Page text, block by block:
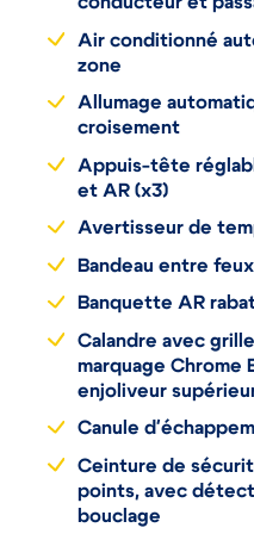
conducteur et
Air conditionné
zone
Allumage
croisement
Appuis-tête
et AR (x3)
Avertisseur de
Bandeau entre
Banquette AR
Calandre avec
marquage Chrome
enjoliveur
Canule
Ceinture de
points, avec
bouclage